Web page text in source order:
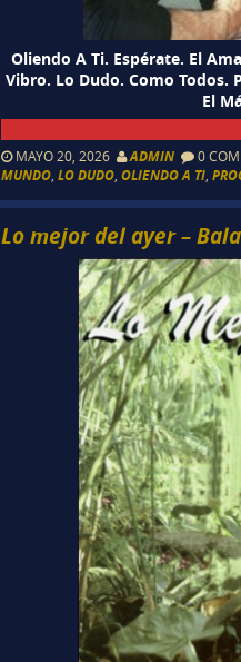
Oliendo A Ti. Espérate. El
Vibro. Lo Dudo. Como Todos.
El
MAYO 20, 2026 ADMIN 0
MUNDO,LO DUDO,OLIENDO A TI,
Lo mejor del ayer –